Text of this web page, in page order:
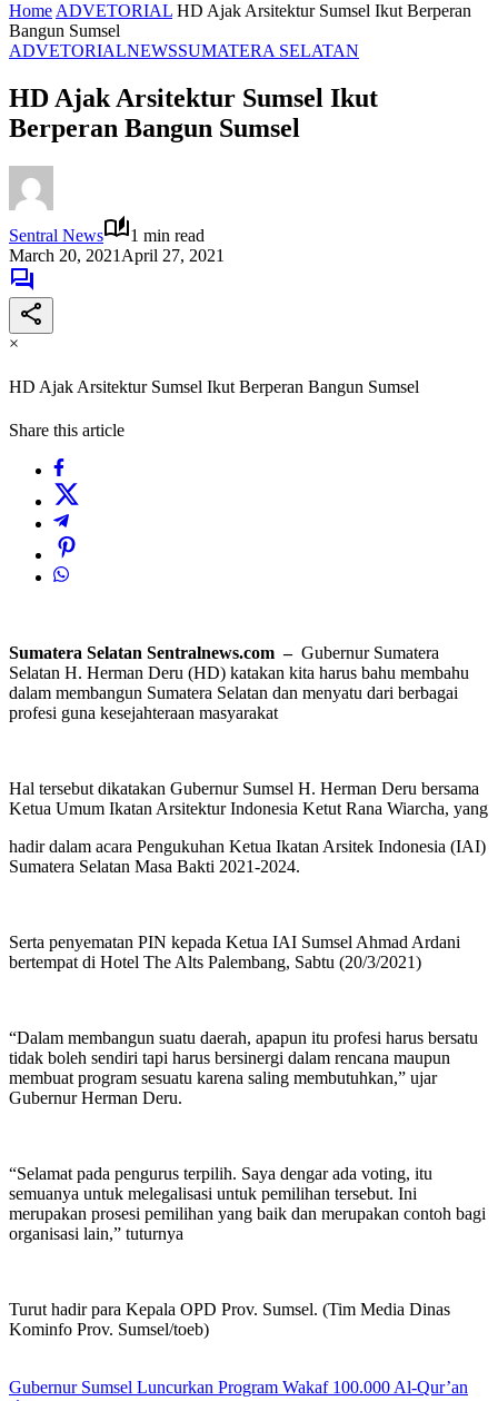
Home ADVETORIAL HD Ajak Arsitektur Sumsel Ikut Berperan
Bangun Sumsel
ADVETORIALNEWSSUMATERA SELATAN
HD Ajak Arsitektur Sumsel Ikut
Berperan Bangun Sumsel
Sentral News
1 min read
March 20, 2021 April 27, 2021
×
HD Ajak Arsitektur Sumsel Ikut Berperan Bangun Sumsel
Share this article
Sumatera Selatan Sentralnews.com –Gubernur Sumatera
Selatan H. Herman Deru (HD) katakan kita harus bahu membahu
dalam membangun Sumatera Selatan dan menyatu dari berbagai
profesi guna kesejahteraan masyarakat
Hal tersebut dikatakan Gubernur Sumsel H. Herman Deru bersama
Ketua Umum Ikatan Arsitektur Indonesia Ketut Rana Wiarcha, yang
hadir dalam acara Pengukuhan Ketua Ikatan Arsitek Indonesia (IAI)
Sumatera Selatan Masa Bakti 2021-2024.
Serta penyematan PIN kepada Ketua IAI Sumsel Ahmad Ardani
bertempat di Hotel The Alts Palembang, Sabtu (20/3/2021)
“Dalam membangun suatu daerah, apapun itu profesi harus bersatu
tidak boleh sendiri tapi harus bersinergi dalam rencana maupun
membuat program sesuatu karena saling membutuhkan,” ujar
Gubernur Herman Deru.
“Selamat pada pengurus terpilih. Saya dengar ada voting, itu
semuanya untuk melegalisasi untuk pemilihan tersebut. Ini
merupakan prosesi pemilihan yang baik dan merupakan contoh bagi
organisasi lain,” tuturnya
Turut hadir para Kepala OPD Prov. Sumsel. (Tim Media Dinas
Kominfo Prov. Sumsel/toeb)
Gubernur Sumsel Luncurkan Program Wakaf 100.000 Al-Qur’an